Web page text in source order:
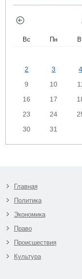
Вс Пн
2
3 4
9
10
16
17
23
24
30
31
Главная
Политика
Экономика
Право
Происшествия
Культура